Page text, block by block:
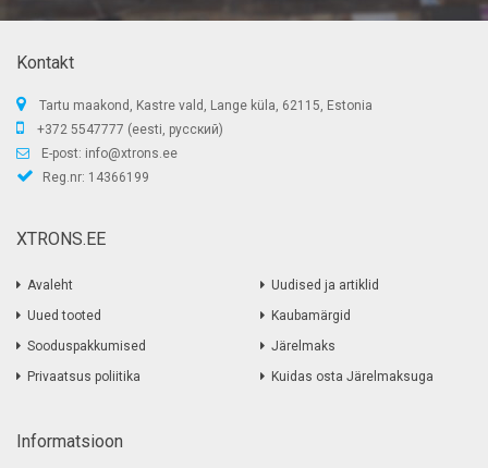
Kontakt
Tartu maakond, Kastre vald, Lange küla, 62115, Estonia
+372 5547777 (eesti, русский)
E-post: info@xtrons.ee
Reg.nr: 14366199
XTRONS.EE
Avaleht
Uued tooted
Sooduspakkumised
Privaatsus poliitika
Uudised ja artiklid
Kaubamärgid
Järelmaks
Kuidas osta Järelmaksuga
Informatsioon